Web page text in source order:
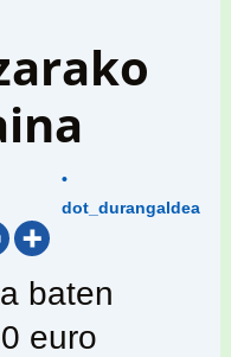
•
dot_durangaldea
baten
euro